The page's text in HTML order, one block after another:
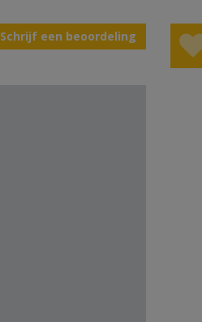
Schrijf een beoordeling